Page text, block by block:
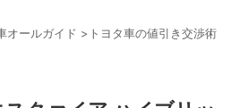
オールガイド > トヨタ車の値引き交渉術